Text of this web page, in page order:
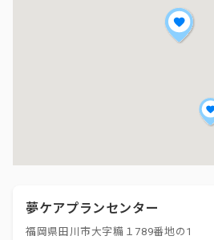
夢ケアプランセンター
福岡県田川市大字糒１789番地の1